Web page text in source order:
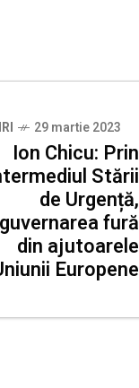
29 martie 2023
Ion Chicu: Prin
Stării
de Urgență,
guvernarea fură
din ajutoarele
Europene